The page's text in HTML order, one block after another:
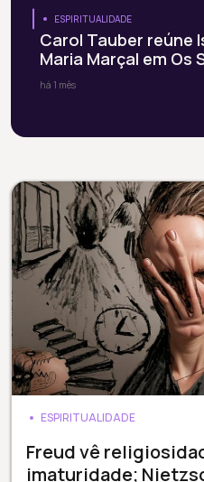
ESPIRITUALIDADE
Carol Tauber reúne
Maria Marçal em Os
há 1 mês
ESPIRITUALIDADE
Freud vê
imaturidade;